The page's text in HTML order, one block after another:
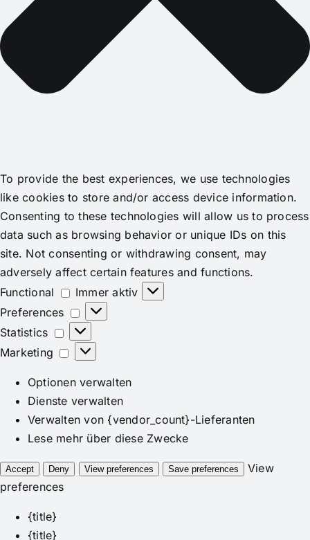
To provide the best experiences, we use technologies
like cookies to store and/or access device information.
Consenting to these technologies will allow us to process
data such as browsing behavior or unique IDs on this
site. Not consenting or withdrawing consent, may
adversely affect certain features and functions.
Functional
Functional
Immer aktiv
Preferences
Preferences
Statistics
Statistics
Marketing
Marketing
Optionen verwalten
Dienste verwalten
Verwalten von {vendor_count}-Lieferanten
Lese mehr über diese Zwecke
Accept Deny View preferences Save preferences
View
preferences
{title}
{title}